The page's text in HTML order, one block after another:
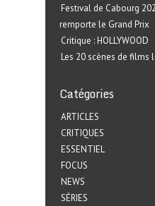
Festival de Cabourg
remporte le Grand Prix
Critique : HOLLYWOOD
Les 20 scènes de films
Catégories
ARTICLES
CRITIQUES
ESSENTIEL
FOCUS
NEWS
SÉRIES